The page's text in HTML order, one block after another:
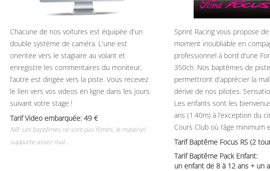
Chacune de nos voitures est équipée d'un
double système de caméra. L'une est
orientée vers le stagiaire au volant et
enregistre les commentaires du moniteur,
l’autre est dirigée vers la piste. Vous recevez
le lien vers vos videos en ligne dans les jours
suivant votre stage !
Tarif Video embarquée: 49
NB: Les baptêmes ne sont pas filmés, le matériel
supporte assez mal...
Sprint Racing vous propose
moment inoubliable en
professionnel à bord d'une
350ch. Nos baptêmes de
permettront d'apprécier la
dérive de nos pilotes.
Les enfants sont les
ans (1.40m) à l’exception du
Cours Club où l’âge minimum
Tarif Baptême Focus RS (2
Tarif Baptême Pack Enfant:
un enfant de 8 à 12 ans +